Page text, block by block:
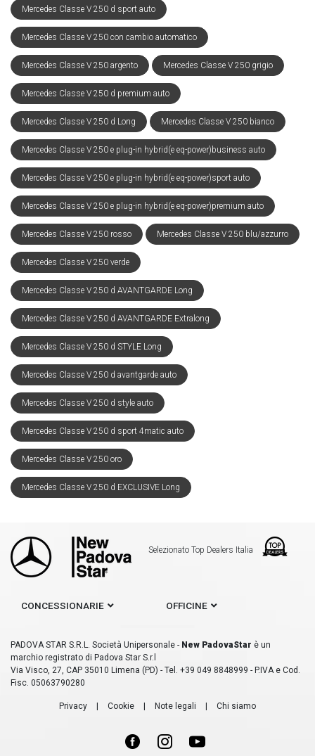
Mercedes Classe V 250 d sport auto
Mercedes Classe V 250 con cambio automatico
Mercedes Classe V 250 argento Mercedes Classe V 250 grigio
Mercedes Classe V 250 d premium auto
Mercedes Classe V 250 d Long Mercedes Classe V 250 bianco
Mercedes Classe V 250 e plug-in hybrid(e eq-power)business auto
Mercedes Classe V 250 e plug-in hybrid(e eq-power)sport auto
Mercedes Classe V 250 e plug-in hybrid(e eq-power)premium auto
Mercedes Classe V 250 rosso Mercedes Classe V 250 blu/azzurro
Mercedes Classe V 250 verde
Mercedes Classe V 250 d AVANTGARDE Long
Mercedes Classe V 250 d AVANTGARDE Extralong
Mercedes Classe V 250 d STYLE Long
Mercedes Classe V 250 d avantgarde auto
Mercedes Classe V 250 d style auto
Mercedes Classe V 250 d sport 4matic auto
Mercedes Classe V 250 oro
Mercedes Classe V 250 d EXCLUSIVE Long
Selezionato Top Dealers Italia
CONCESSIONARIE OFFICINE
PADOVA STAR S.R.L. Società Unipersonale - New PadovaStar è un
marchio registrato di Padova Star S.r.l
Via Visco, 27, CAP 35010 Limena (PD) - Tel. +39 049 8848999 - P.IVA e Cod.
Fisc. 05063790280
Privacy | Cookie | Note legali | Chi siamo